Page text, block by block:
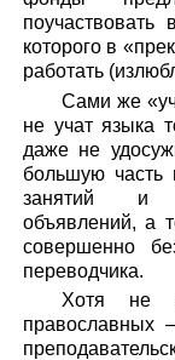
поучаствовать
которого в
работать
Сами же
не учат языка
даже не
большую
занятий и
объявлений, а
совершенно
переводчика.
Хотя не
православных